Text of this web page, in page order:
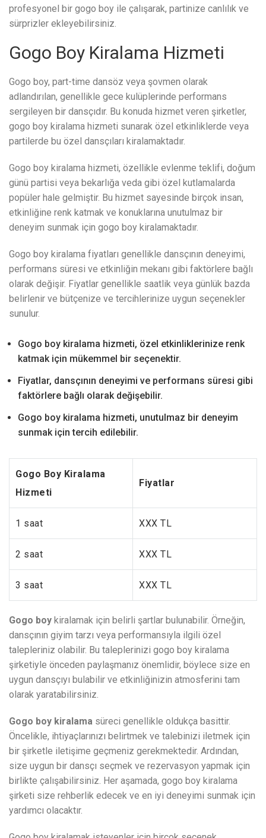
profesyonel bir gogo boy ile çalışarak, partinize canlılık ve
sürprizler ekleyebilirsiniz.
Gogo Boy Kiralama Hizmeti
Gogo boy, part-time dansöz veya şovmen olarak
adlandırılan, genellikle gece kulüplerinde performans
sergileyen bir dansçıdır. Bu konuda hizmet veren şirketler,
gogo boy kiralama hizmeti sunarak özel etkinliklerde veya
partilerde bu özel dansçıları kiralamaktadır.
Gogo boy kiralama hizmeti, özellikle evlenme teklifi, doğum
günü partisi veya bekarlığa veda gibi özel kutlamalarda
popüler hale gelmiştir. Bu hizmet sayesinde birçok insan,
etkinliğine renk katmak ve konuklarına unutulmaz bir
deneyim sunmak için gogo boy kiralamaktadır.
Gogo boy kiralama fiyatları genellikle dansçının deneyimi,
performans süresi ve etkinliğin mekanı gibi faktörlere bağlı
olarak değişir. Fiyatlar genellikle saatlik veya günlük bazda
belirlenir ve bütçenize ve tercihlerinize uygun seçenekler
sunulur.
Gogo boy kiralama hizmeti, özel etkinliklerinize renk
katmak için mükemmel bir seçenektir.
Fiyatlar, dansçının deneyimi ve performans süresi gibi
faktörlere bağlı olarak değişebilir.
Gogo boy kiralama hizmeti, unutulmaz bir deneyim
sunmak için tercih edilebilir.
Gogo Boy Kiralama
Hizmeti
Fiyatlar
1 saat XXX TL
2 saat XXX TL
3 saat XXX TL
Gogo boy kiralamak için belirli şartlar bulunabilir. Örneğin,
dansçının giyim tarzı veya performansıyla ilgili özel
talepleriniz olabilir. Bu taleplerinizi gogo boy kiralama
şirketiyle önceden paylaşmanız önemlidir, böylece size en
uygun dansçıyı bulabilir ve etkinliğinizin atmosferini tam
olarak yaratabilirsiniz.
Gogo boy kiralama süreci genellikle oldukça basittir.
Öncelikle, ihtiyaçlarınızı belirtmek ve talebinizi iletmek için
bir şirketle iletişime geçmeniz gerekmektedir. Ardından,
size uygun bir dansçı seçmek ve rezervasyon yapmak için
birlikte çalışabilirsiniz. Her aşamada, gogo boy kiralama
şirketi size rehberlik edecek ve en iyi deneyimi sunmak için
yardımcı olacaktır.